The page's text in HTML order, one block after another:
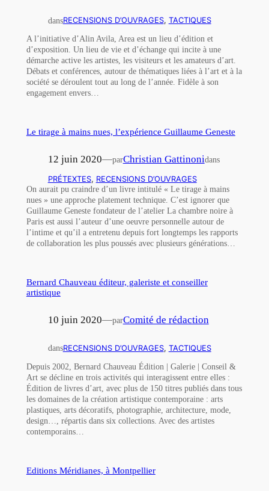
dansRECENSIONS D’OUVRAGES, TACTIQUES
A l’initiative d’Alin Avila, Area est un lieu d’édition et
d’exposition. Un lieu de vie et d’échange qui incite à une
démarche active les artistes, les visiteurs et les amateurs d’art.
Débats et conférences, autour de thématiques liées à l’art et à la
société se déroulent tout au long de l’année. Fidèle à son
engagement envers…
Le tirage à mains nues, l’expérience Guillaume Geneste
12 juin 2020—parChristian Gattinonidans
PRÉTEXTES, RECENSIONS D’OUVRAGES
On aurait pu craindre d’un livre intitulé « Le tirage à mains
nues » une approche platement technique. C’est ignorer que
Guillaume Geneste fondateur de l’atelier La chambre noire à
Paris est aussi l’auteur d’une oeuvre personnelle autour de
l’intime et qu’il a entretenu depuis fort longtemps les rapports
de collaboration les plus poussés avec plusieurs générations…
Bernard Chauveau éditeur, galeriste et conseiller
artistique
10 juin 2020—parComité de rédaction
dansRECENSIONS D’OUVRAGES, TACTIQUES
Depuis 2002, Bernard Chauveau Édition | Galerie | Conseil &
Art se décline en trois activités qui interagissent entre elles :
Édition de livres d’art, avec plus de 150 titres publiés dans tous
les domaines de la création artistique contemporaine : arts
plastiques, arts décoratifs, photographie, architecture, mode,
design…, répartis dans six collections. Avec des artistes
contemporains…
Editions Méridianes, à Montpellier